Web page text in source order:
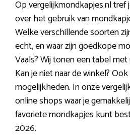
Op vergelijkmondkapjes.nl
over het gebruik van
Welke verschillende soorten
echt, en waar zijn goedkope
Vaals? Wij tonen een tabel
Kan je niet naar de winkel?
mogelijkheden. In onze
online shops waar je
favoriete mondkapjes kunt
2026.